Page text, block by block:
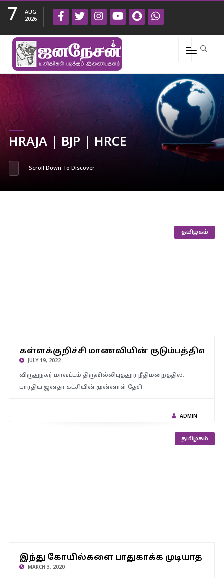
7
AUG
2026
HRAJA | BJP | HRCE
Scroll Down To Discover
கள்ளக்குறிச்சி மாணவியின் குடும்பத்தினருக்கு, தமிழக அரசு 25
லட்சம் ரூபாய் இழப்பீடு வழங்க வேண்டும் – பாஜக எச்.ராஜா பேட்டி
அரசியல்
தமிழகம்
கள்ளக்குறிச்சி மாணவியின்
JULY 19, 2022
விருதுநகர் மாவட்டம் திருவில்லிபுத்தூர் நீதிமன்றத்தில்,
பாரதிய ஜனதா கட்சியின் முன்னாள் தேசி
ADMIN
அறநிலையத்துறை.? பாஜக தேசிய செயலாளர் ஹெச். ராஜா சரமாரி
கேள்வி…!
தமிழகம்
இந்து கோயில்களை பாதுகாக்க முடியாத
MARCH 3, 2020